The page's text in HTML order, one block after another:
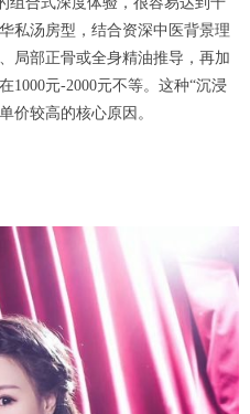
私汤房型，结合资深中医背景理
局部正骨或全身精油推导，再加
1000元-2000元不等。这种“沉浸
价较高的核心原因。